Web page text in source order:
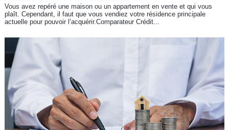
Vous avez repéré une maison ou un appartement en vente et qui vous
plaît. Cependant, il faut que vous vendiez votre résidence principale
actuelle pour pouvoir l’acquérir.Comparateur Crédit...